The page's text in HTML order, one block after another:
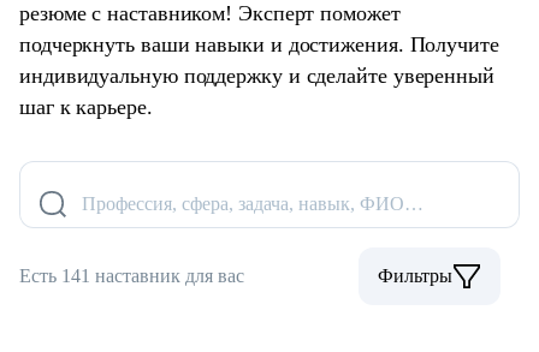
резюме с наставником! Эксперт поможет
подчеркнуть ваши навыки и достижения. Получите
индивидуальную поддержку и сделайте уверенный
шаг к карьере.
Профессия, сфера, задача, навык, ФИО…
Есть 141 наставник для вас Фильтры